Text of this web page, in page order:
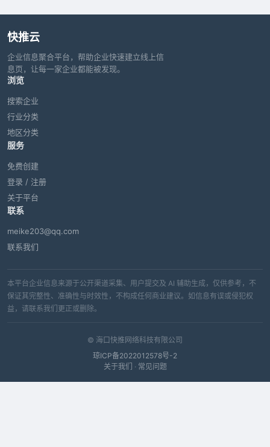
快推云
企业信息聚合平台，帮助企业快速建立线上信
息页，让每一家企业都能被发现。
浏览
搜索企业
行业分类
地区分类
服务
免费创建
登录 / 注册
关于平台
联系
meike203@qq.com
联系我们
本平台企业信息来源于公开渠道采集、用户提交及 AI 辅助生成，仅供参考，不
保证其完整性、准确性与时效性，不构成任何商业建议。如信息有误或侵犯权
益，请联系我们更正或删除。
© 海口快推网络科技有限公司
琼ICP备2022012578号-2
关于我们 · 常见问题